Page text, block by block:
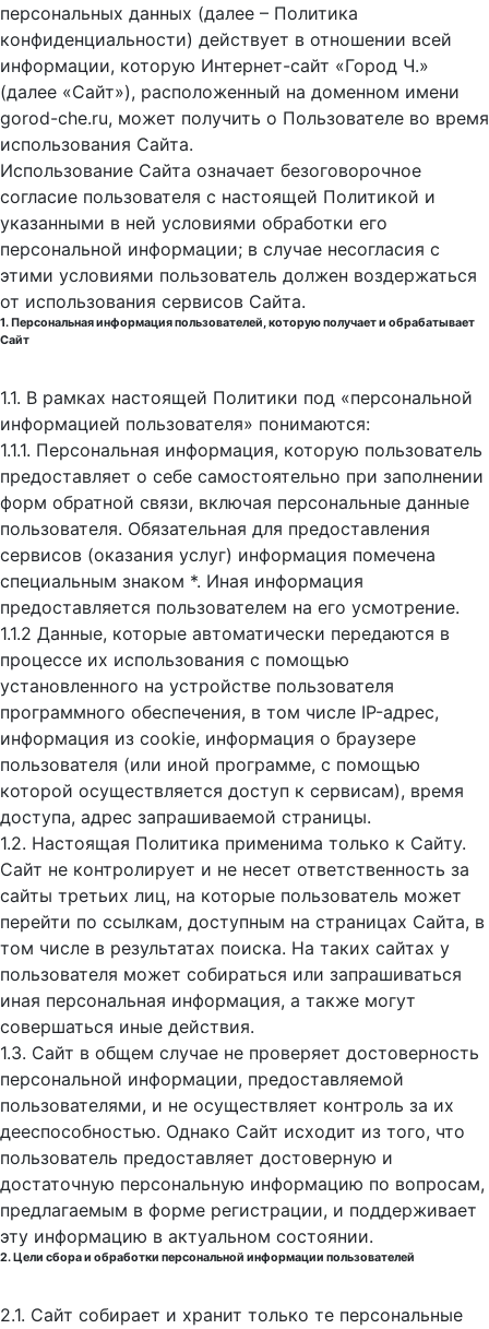
персональных данных (далее – Политика
конфиденциальности) действует в отношении всей
информации, которую Интернет-сайт «Город Ч.»
(далее «Сайт»), расположенный на доменном имени
gorod-che.ru, может получить о Пользователе во время
использования Cайта.
Использование Сайта означает безоговорочное
согласие пользователя с настоящей Политикой и
указанными в ней условиями обработки его
персональной информации; в случае несогласия с
этими условиями пользователь должен воздержаться
от использования сервисов Сайта.
1. Персональная информация пользователей, которую получает и обрабатывает
Сайт
1.1. В рамках настоящей Политики под «персональной
информацией пользователя» понимаются:
1.1.1. Персональная информация, которую пользователь
предоставляет о себе самостоятельно при заполнении
форм обратной связи, включая персональные данные
пользователя. Обязательная для предоставления
сервисов (оказания услуг) информация помечена
специальным знаком *. Иная информация
предоставляется пользователем на его усмотрение.
1.1.2 Данные, которые автоматически передаются в
процессе их использования с помощью
установленного на устройстве пользователя
программного обеспечения, в том числе IP-адрес,
информация из cookie, информация о браузере
пользователя (или иной программе, с помощью
которой осуществляется доступ к cервисам), время
доступа, адрес запрашиваемой страницы.
1.2. Настоящая Политика применима только к Сайту.
Сайт не контролирует и не несет ответственность за
сайты третьих лиц, на которые пользователь может
перейти по ссылкам, доступным на страницах Сайта, в
том числе в результатах поиска. На таких сайтах у
пользователя может собираться или запрашиваться
иная персональная информация, а также могут
совершаться иные действия.
1.3. Сайт в общем случае не проверяет достоверность
персональной информации, предоставляемой
пользователями, и не осуществляет контроль за их
дееспособностью. Однако Сайт исходит из того, что
пользователь предоставляет достоверную и
достаточную персональную информацию по вопросам,
предлагаемым в форме регистрации, и поддерживает
эту информацию в актуальном состоянии.
2. Цели сбора и обработки персональной информации пользователей
2.1. Сайт собирает и хранит только те персональные